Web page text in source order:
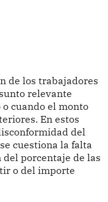
de los trabajadores
relevante
cuando el monto
En estos
del
cuestiona la falta
porcentaje de las
o del importe